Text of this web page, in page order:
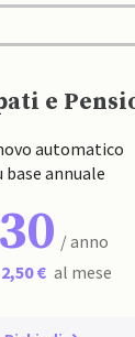
e
automatico
base annuale
30 / anno
2,50 € al mese